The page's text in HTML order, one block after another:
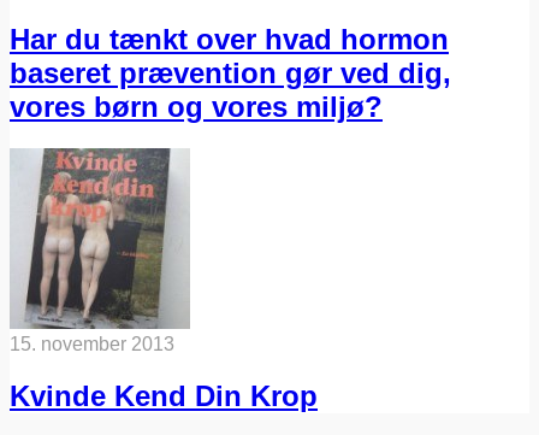
Har du tænkt over hvad hormon
baseret prævention gør ved dig,
vores børn og vores miljø?
15. november 2013
Kvinde Kend Din Krop